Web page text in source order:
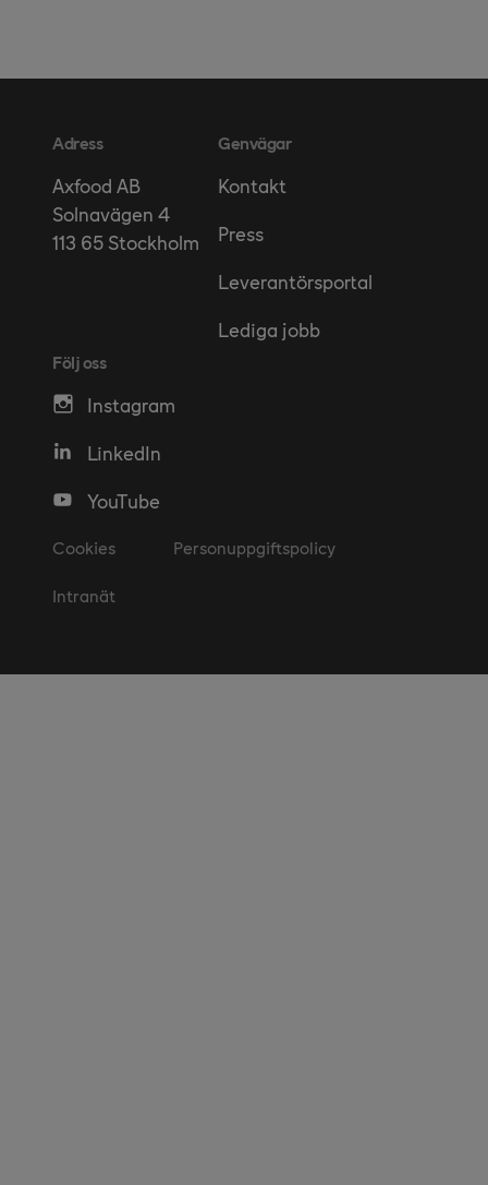
Adress
Axfood AB
Solnavägen 4
113 65 Stockholm
Genvägar
Kontakt
Press
Leverantörsportal
Lediga jobb
Följ oss
Instagram
LinkedIn
YouTube
Cookies Personuppgiftspolicy
Intranät